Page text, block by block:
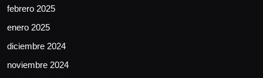
febrero 2025
enero 2025
diciembre 2024
noviembre 2024